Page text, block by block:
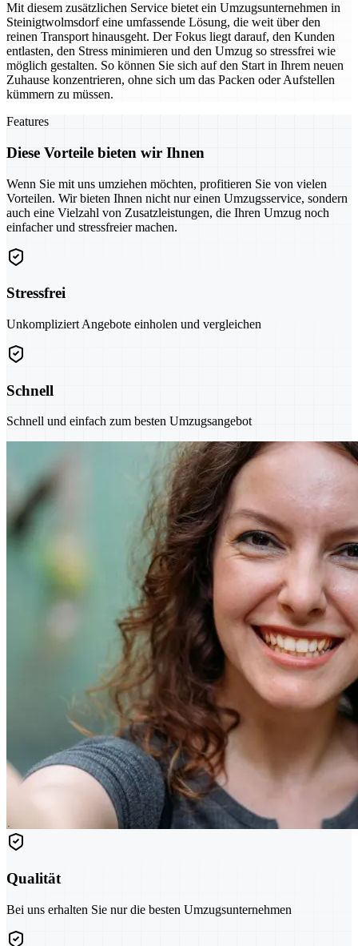
Mit diesem zusätzlichen Service bietet ein Umzugsunternehmen in
Steinigtwolmsdorf eine umfassende Lösung, die weit über den
reinen Transport hinausgeht. Der Fokus liegt darauf, den Kunden
entlasten, den Stress minimieren und den Umzug so stressfrei wie
möglich gestalten. So können Sie sich auf den Start in Ihrem neuen
Zuhause konzentrieren, ohne sich um das Packen oder Aufstellen
kümmern zu müssen.
Features
Diese Vorteile bieten wir Ihnen
Wenn Sie mit uns umziehen möchten, profitieren Sie von vielen
Vorteilen. Wir bieten Ihnen nicht nur einen Umzugsservice, sondern
auch eine Vielzahl von Zusatzleistungen, die Ihren Umzug noch
einfacher und stressfreier machen.
Stressfrei
Unkompliziert Angebote einholen und vergleichen
Schnell
Schnell und einfach zum besten Umzugsangebot
Qualität
Bei uns erhalten Sie nur die besten Umzugsunternehmen